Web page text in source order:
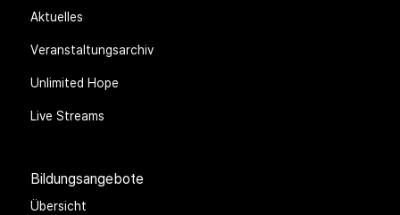
Aktuelles
Veranstaltungsarchiv
Unlimited Hope
Live Streams
Bildungsangebote
Übersicht